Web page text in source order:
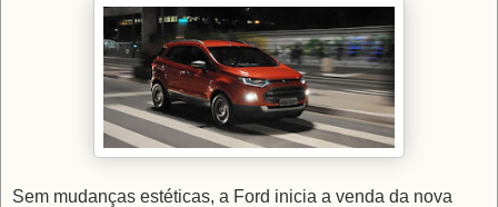
Sem mudanças estéticas, a Ford inicia a venda da nova